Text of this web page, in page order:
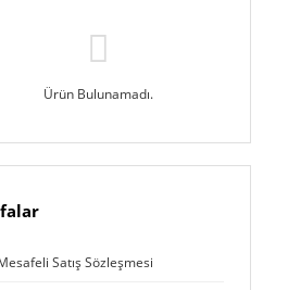
Ürün Bulunamadı.
Satış Sözleşmesi